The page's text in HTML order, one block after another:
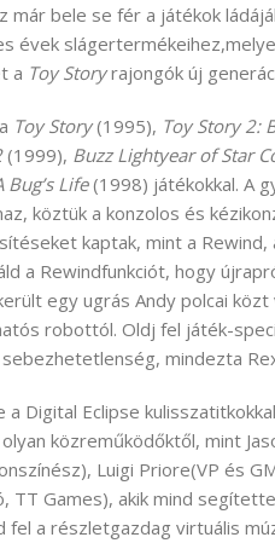
már bele se fér a játékok
évek
a Toy Storyrajongók új
Toy Story(1995), Toy Story 2:
(1999), Buzz Lightyear of Star
Bug’s Life(1998) játékokkal. A
köztük a konzolos és
kaptak, mint a Rewind,
a Rewindfunkciót, hogy
egy ugrás Andy polcai
robottól. Oldj fel játék-
mindezta
a Digital Eclipse
közreműködőktől, mint
Luigi Priore(VP és
TT Games), akik mind
fel a részletgazdag virtuális